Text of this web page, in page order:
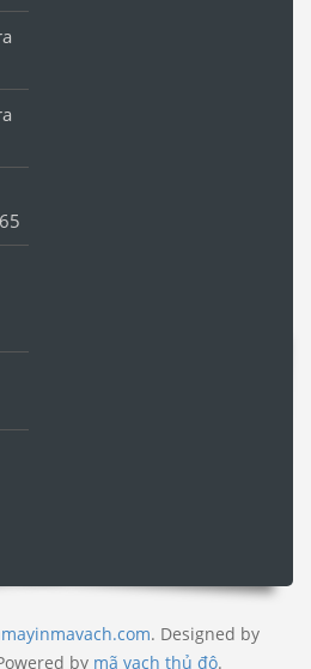
. Designed by
by mã vạch thủ đô.